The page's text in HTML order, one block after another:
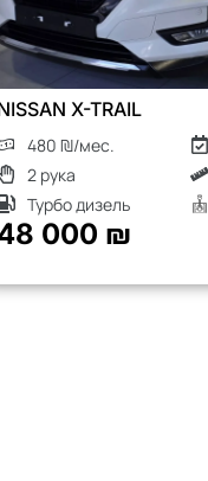
CHERY ARRIZO 8
1450 ₪/мес.
АКПП
144 900 ₪